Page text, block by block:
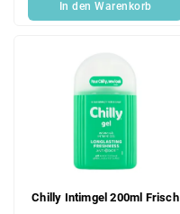
In den Warenkorb
Chilly Intimgel 200ml Frisch